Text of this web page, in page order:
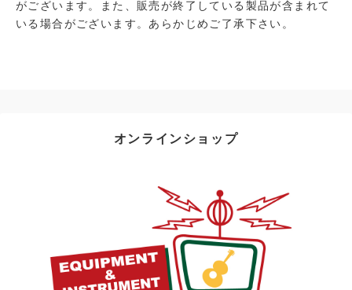
がございます。また、販売が終了している製品が含まれて
いる場合がございます。あらかじめご了承下さい。
オンラインショップ